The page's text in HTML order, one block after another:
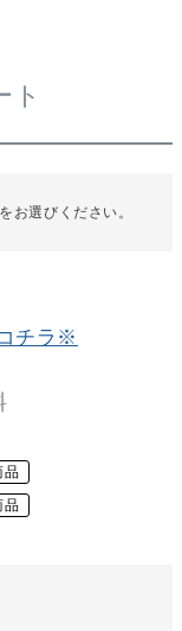
ト
お選びください。
チラ※
品
品